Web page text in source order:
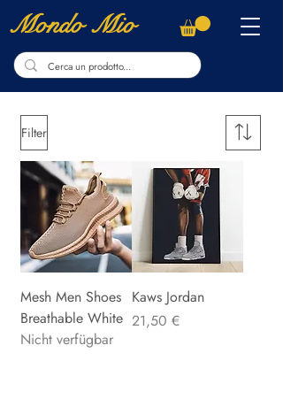
Mondo Mio
Filter
Mesh Men Shoes
Breathable White
Nicht verfügbar
Kaws Jordan
Preis
21,50 €